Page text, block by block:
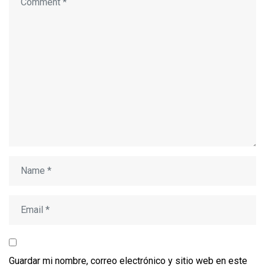
Guardar mi nombre, correo electrónico y sitio web en este